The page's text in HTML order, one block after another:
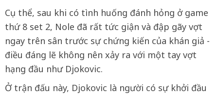
Cụ thể, sau khi có tình huống đánh hỏng ở game
thứ 8 set 2, Nole đã rất tức giận và đập gãy vợt
ngay trên sân trước sự chứng kiến của khán giả -
điều đáng lẽ không nên xảy ra với một tay vợt
hạng đầu như Djokovic.
Ở trận đấu này, Djokovic là người có sự khởi đầu